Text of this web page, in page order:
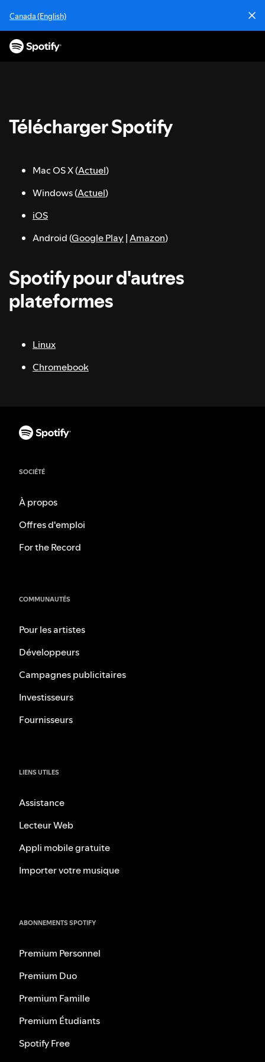
s
Canada (English)
Télécharger Spotify
Mac OS X (Actuel)
Windows (Actuel)
iOS
Android (Google Play |Amazon)
Spotify pour d'autres
plateformes
Linux
Chromebook
SOCIÉTÉ
À propos
Offres d'emploi
For the Record
COMMUNAUTÉS
Pour les artistes
Développeurs
Campagnes publicitaires
Investisseurs
Fournisseurs
LIENS UTILES
Assistance
Lecteur Web
Appli mobile gratuite
Importer votre musique
ABONNEMENTS SPOTIFY
Premium Personnel
Premium Duo
Premium Famille
Premium Étudiants
Spotify Free